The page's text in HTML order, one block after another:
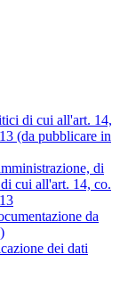
di cui all'art. 14,
(da pubblicare in
di
cui all'art. 14, co.
da
dei dati